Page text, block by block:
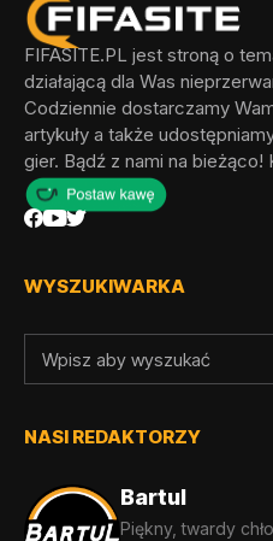
FIFASITE.PL jest stroną o
działającą dla Was
Codziennie dostarczamy
artykuły a także
gier. Bądź z nami na bieżąco!
WYSZUKIWARKA
NASI REDAKTORZY
Bartul
Piękny, twardy